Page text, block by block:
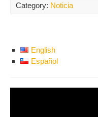
Category: Noticia
English
Español